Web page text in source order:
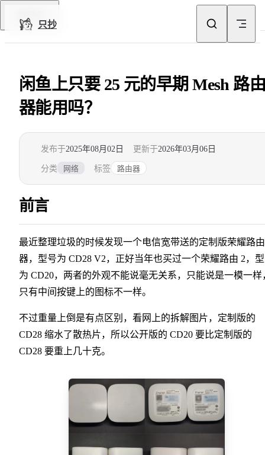
只抄
闲鱼上只要 25 元的早期 Mesh 路
器能用吗？
发布于2025年08月02日 更新于2026年03月06日
分类 网络 标签 路由器
前言
最近整理垃圾的时候发现一个电信宽带送的定制版荣耀路由
器，型号为 CD28 V2，正好当年也买过一个荣耀路由 2，
为 CD20，两者的外观不能说毫无关系，只能说是一模一样
只有中间按键上的图标不一样。
不过重量上倒是有点区别，看网上的拆解图片，定制版的
CD28 缩水了散热片，所以公开版的 CD20 要比定制版的
CD28 要重上几十克。